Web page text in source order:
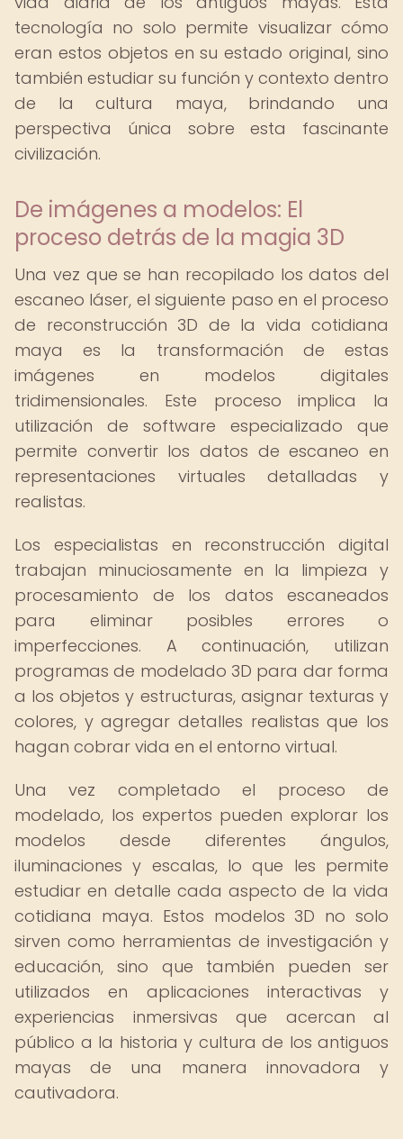
tecnología no solo permite visualizar cómo
eran estos objetos en su estado original, sino
también estudiar su función y contexto dentro
de la cultura maya, brindando una
perspectiva única sobre esta fascinante
civilización.
De imágenes a modelos: El
proceso detrás de la magia 3D
Una vez que se han recopilado los datos del
escaneo láser, el siguiente paso en el proceso
de reconstrucción 3D de la vida cotidiana
maya es la transformación de estas
imágenes en modelos digitales
tridimensionales. Este proceso implica la
utilización de software especializado que
permite convertir los datos de escaneo en
representaciones virtuales detalladas y
realistas.
Los especialistas en reconstrucción digital
trabajan minuciosamente en la limpieza y
procesamiento de los datos escaneados
para eliminar posibles errores o
imperfecciones. A continuación, utilizan
programas de modelado 3D para dar forma
a los objetos y estructuras, asignar texturas y
colores, y agregar detalles realistas que los
hagan cobrar vida en el entorno virtual.
Una vez completado el proceso de
modelado, los expertos pueden explorar los
modelos desde diferentes ángulos,
iluminaciones y escalas, lo que les permite
estudiar en detalle cada aspecto de la vida
cotidiana maya. Estos modelos 3D no solo
sirven como herramientas de investigación y
educación, sino que también pueden ser
utilizados en aplicaciones interactivas y
experiencias inmersivas que acercan al
público a la historia y cultura de los antiguos
mayas de una manera innovadora y
cautivadora.